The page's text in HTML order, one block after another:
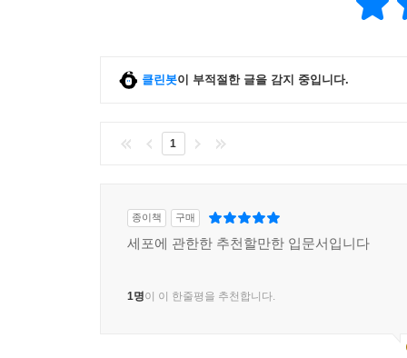
클린봇이 부적절한 글을 감지 중입니다.
1
종이책 구매
세포에 관한한 추천할만한 입문서입니다
1명이 이 한줄평을 추천합니다.